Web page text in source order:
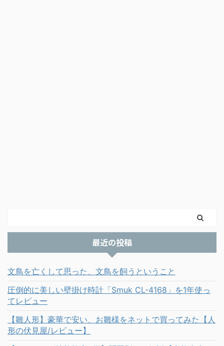
最近の投稿
文鳥を亡くして思った、文鳥を飼うということ
圧倒的に美しい壁掛け時計「Smuk CL-4168」を1年使っ
てレビュー
【雛人形】豪華で安い、お雛様をネットで買ってみた【人
形の伏見屋/レビュー】